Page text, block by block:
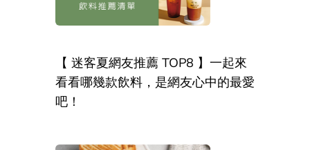
【 迷客夏網友推薦 TOP8 】一起來
看看哪幾款飲料，是網友心中的最愛
吧！